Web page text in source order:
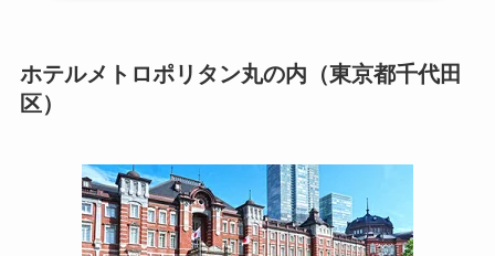
ホテルメトロポリタン丸の内（東京都千代田
区）